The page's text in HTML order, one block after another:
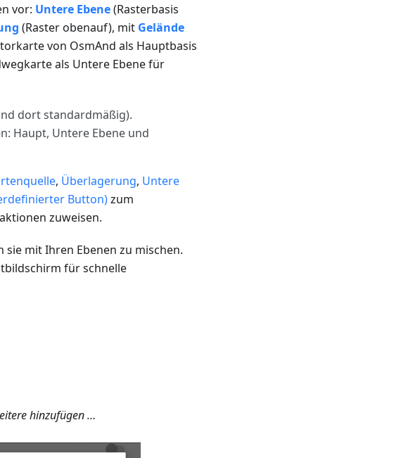
vor: Untere Ebene(Rasterbasis
(Raster obenauf), mit Gelände
von OsmAnd als Hauptbasis
als Untere Ebene für
dort standardmäßig).
Haupt, Untere Ebene und
, Überlagerung, Untere
Button)zum
zuweisen.
sie mit Ihren Ebenen zu mischen.
für schnelle
hinzufügen …